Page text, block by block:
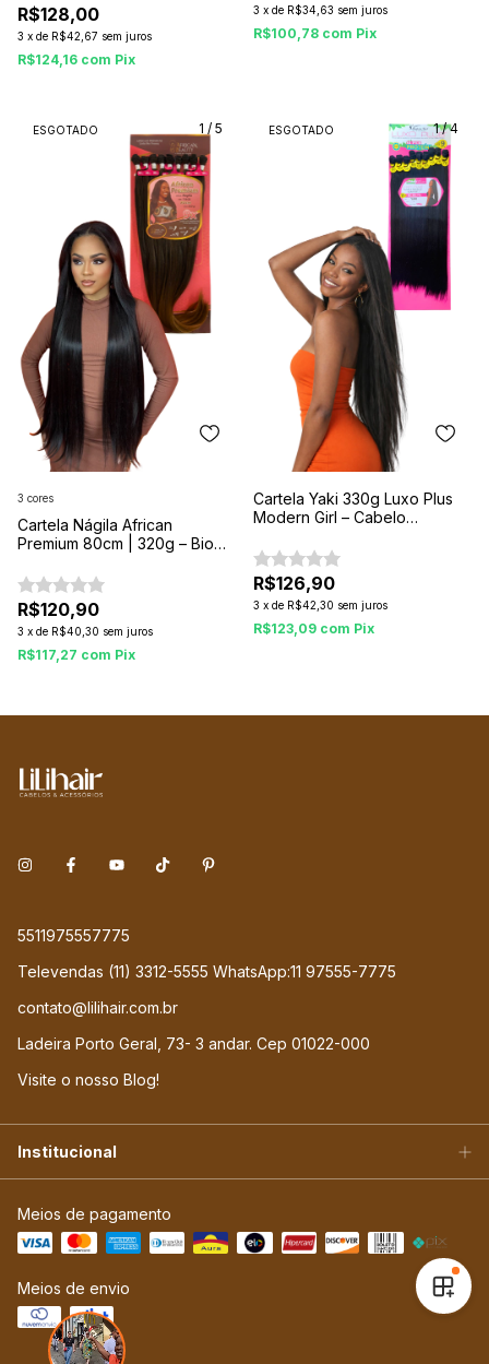
R$128,00
3 x de R$42,67 sem juros
R$124,16 com Pix
3 x de R$34,63 sem juros
R$100,78 com Pix
1 / 5
ESGOTADO
Cartela Nágila African
Premium 80cm | 320g – Bio
Durabilidade
R$120,90
3 x de R$40,30 sem juros
R$117,27 com Pix
3 cores
1/4
ESGOTADO
Cartela Yaki 330g Luxo Plus
Modern Girl – Cabelo
(60cm, 65cm e 70cm) | 9
Peças
R$126,90
3 x de R$42,30 sem juros
R$123,09 com Pix
5511975557775
Televendas (11) 3312-5555 WhatsApp:11 97555-7775
contato@lilihair.com.br
Ladeira Porto Geral, 73- 3 andar. Cep 01022-000
Visite o nosso Blog!
Institucional
Meios de pagamento
Meios de envio